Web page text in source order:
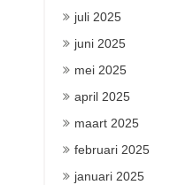
juli 2025
juni 2025
mei 2025
april 2025
maart 2025
februari 2025
januari 2025